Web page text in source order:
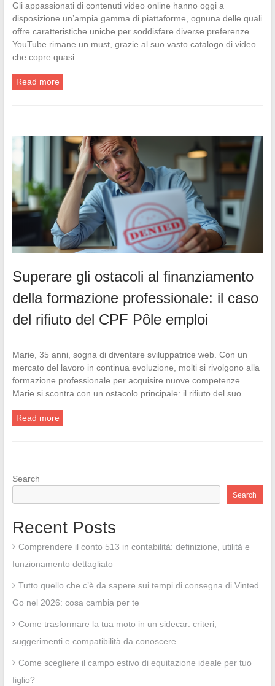
Gli appassionati di contenuti video online hanno oggi a
disposizione un’ampia gamma di piattaforme, ognuna delle quali
offre caratteristiche uniche per soddisfare diverse preferenze.
YouTube rimane un must, grazie al suo vasto catalogo di video
che copre quasi…
Read more
Superare gli ostacoli al finanziamento
della formazione professionale: il caso
del rifiuto del CPF Pôle emploi
Marie, 35 anni, sogna di diventare sviluppatrice web. Con un
mercato del lavoro in continua evoluzione, molti si rivolgono alla
formazione professionale per acquisire nuove competenze.
Marie si scontra con un ostacolo principale: il rifiuto del suo…
Read more
Search
Search
Recent Posts
Comprendere il conto 513 in contabilità: definizione, utilità e
funzionamento dettagliato
Tutto quello che c’è da sapere sui tempi di consegna di Vinted
Go nel 2026: cosa cambia per te
Come trasformare la tua moto in un sidecar: criteri,
suggerimenti e compatibilità da conoscere
Come scegliere il campo estivo di equitazione ideale per tuo
figlio?